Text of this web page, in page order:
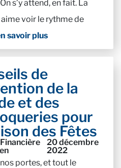
s’y attend, en fait. La
voir le rythme de
savoir plus
de
de la
et des
pour
des Fêtes
20 décembre
2022
portes, et tout le